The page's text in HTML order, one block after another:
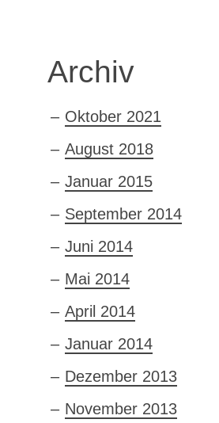
Archiv
Oktober 2021
August 2018
Januar 2015
September 2014
Juni 2014
Mai 2014
April 2014
Januar 2014
Dezember 2013
November 2013